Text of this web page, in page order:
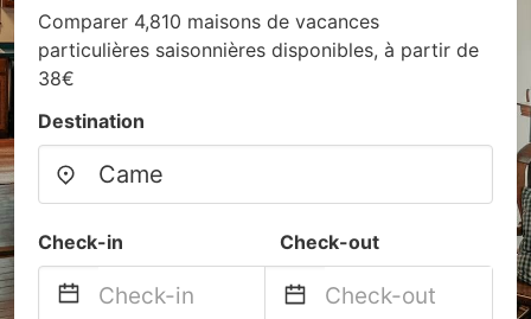
Comparer 4,810 maisons de vacances
particulières saisonnières disponibles, à partir de
38€
Destination
Check-in Check-out